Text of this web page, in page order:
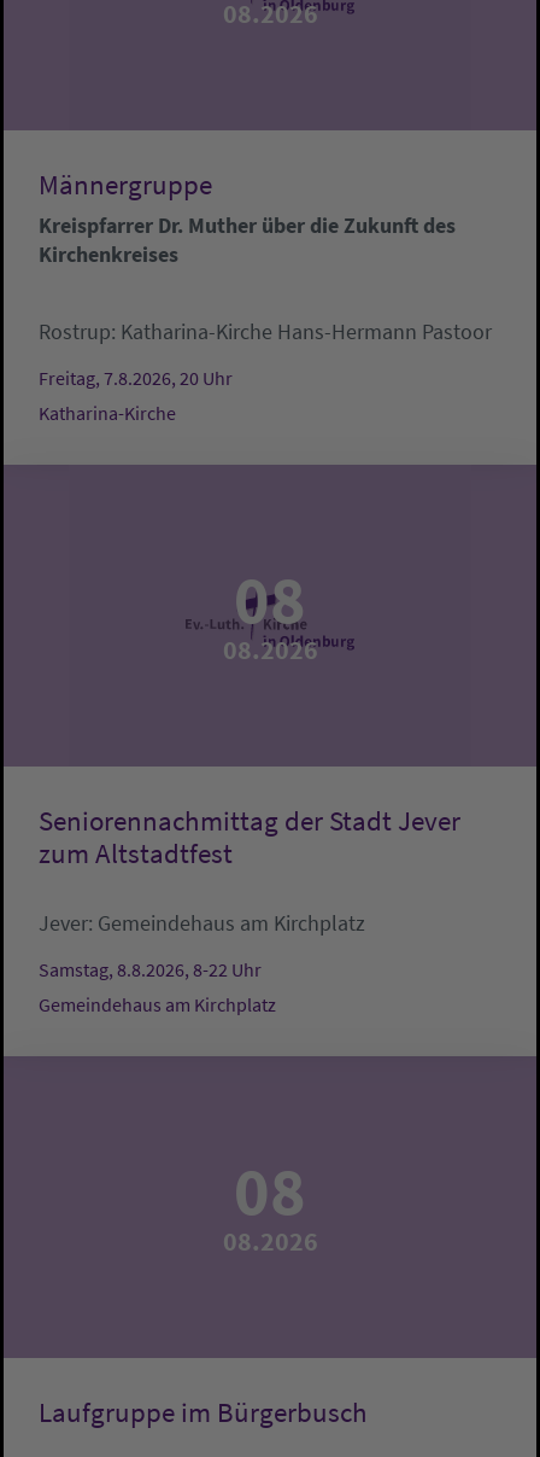
08.2026
Männergruppe
Kreispfarrer Dr. Muther über die Zukunft des
Kirchenkreises
Rostrup: Katharina-Kirche Hans-Hermann Pastoor
Freitag, 7.8.2026, 20 Uhr
Katharina-Kirche
08
08.2026
Seniorennachmittag der Stadt Jever
zum Altstadtfest
Jever: Gemeindehaus am Kirchplatz
Samstag, 8.8.2026, 8-22 Uhr
Gemeindehaus am Kirchplatz
08
08.2026
Laufgruppe im Bürgerbusch